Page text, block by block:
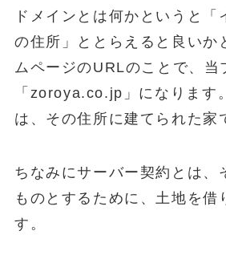
ドメインとは何かというと「
の住所」ととらえると良いか
ムページのURLのことで、当
「zoroya.co.jp」になります
は、その住所に建てられた家
ちなみにサーバー契約とは、
ものとするために、土地を借
す。